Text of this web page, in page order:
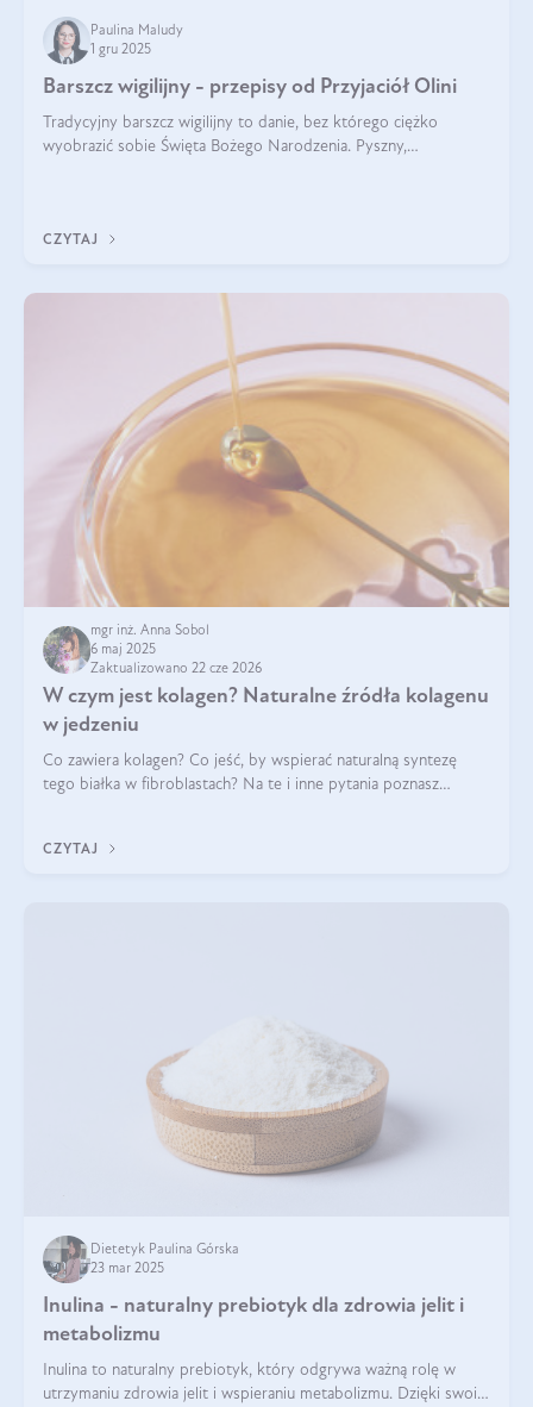
Paulina Maludy
1 gru 2025
Barszcz wigilijny - przepisy od Przyjaciół Olini
Tradycyjny barszcz wigilijny to danie, bez którego ciężko
wyobrazić sobie Święta Bożego Narodzenia. Pyszny,
CZYTAJ
mgr inż. Anna Sobol
6 maj 2025
Zaktualizowano 22 cze 2026
W czym jest kolagen? Naturalne źródła kolagenu
w jedzeniu
Co zawiera kolagen? Co jeść, by wspierać naturalną syntezę
tego białka w fibroblastach? Na te i inne pytania poznasz
CZYTAJ
Dietetyk Paulina Górska
23 mar 2025
Inulina - naturalny prebiotyk dla zdrowia jelit i
metabolizmu
Inulina to naturalny prebiotyk, który odgrywa ważną rolę w
utrzymaniu zdrowia jelit i wspieraniu metabolizmu. Dzięki swoim